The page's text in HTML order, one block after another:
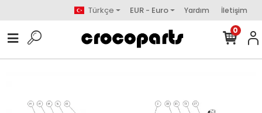
Türkçe EUR - Euro Yardım İletişim
0